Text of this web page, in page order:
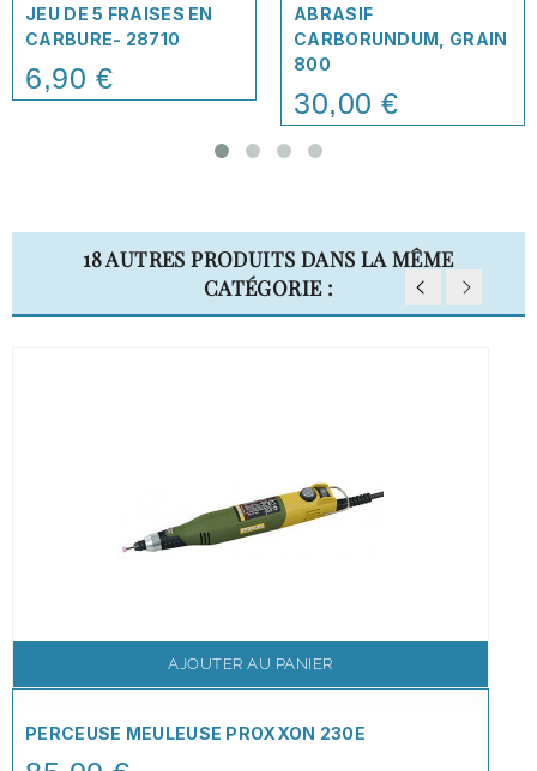
JEU DE 5 FRAISES EN
CARBURE- 28710
Price
6,90 €
ABRASIF
CARBORUNDUM, GRAIN
800
Price
30,00 €
18 AUTRES PRODUITS DANS LA MÊME
CATÉGORIE :
AJOUTER AU PANIER
PERCEUSE MEULEUSE PROXXON 230E
Price